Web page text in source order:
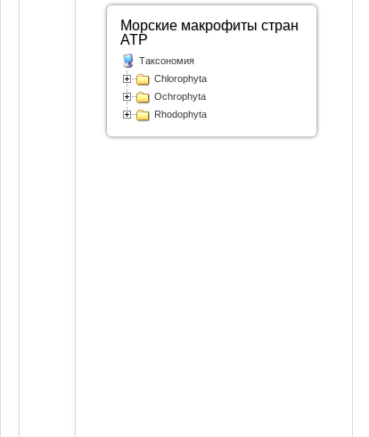
Морские макрофиты стран
АТР
Таксономия
Chlorophyta
Ochrophyta
Rhodophyta